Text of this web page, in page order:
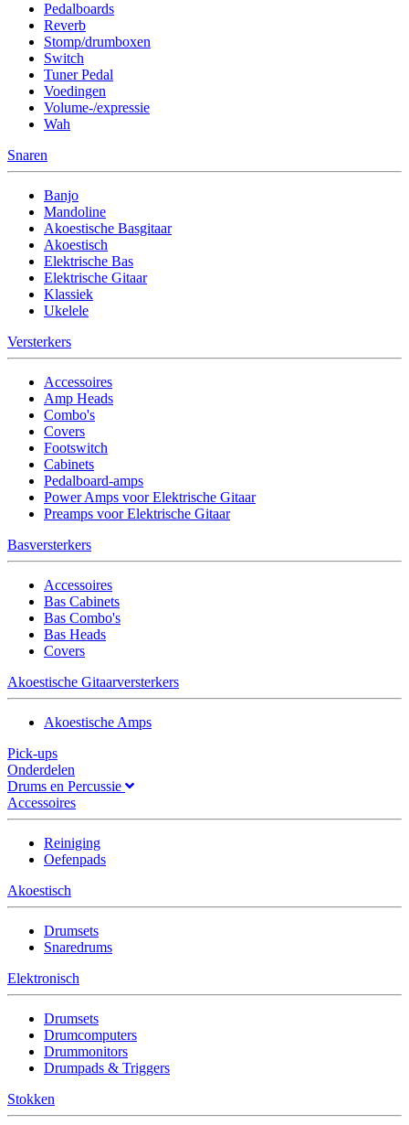
Pedalboards
Reverb
Stomp/drumboxen
Switch
Tuner Pedal
Voedingen
Volume-/expressie
Wah
Snaren
Banjo
Mandoline
Akoestische Basgitaar
Akoestisch
Elektrische Bas
Elektrische Gitaar
Klassiek
Ukelele
Versterkers
Accessoires
Amp Heads
Combo's
Covers
Footswitch
Cabinets
Pedalboard-amps
Power Amps voor Elektrische Gitaar
Preamps voor Elektrische Gitaar
Basversterkers
Accessoires
Bas Cabinets
Bas Combo's
Bas Heads
Covers
Akoestische Gitaarversterkers
Akoestische Amps
Pick-ups
Onderdelen
Drums en Percussie
Accessoires
Reiniging
Oefenpads
Akoestisch
Drumsets
Snaredrums
Elektronisch
Drumsets
Drumcomputers
Drummonitors
Drumpads & Triggers
Stokken